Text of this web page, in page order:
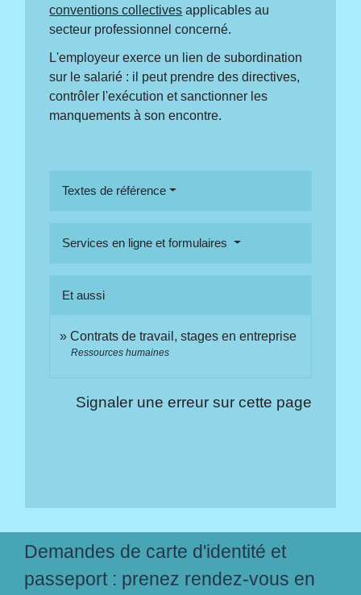
conventions collectives applicables au
secteur professionnel concerné.
L'employeur exerce un lien de subordination
sur le salarié : il peut prendre des directives,
contrôler l'exécution et sanctionner les
manquements à son encontre.
Textes de référence
Services en ligne et formulaires
Et aussi
Contrats de travail, stages en entreprise
Ressources humaines
Signaler une erreur sur cette page
Demandes de carte d'identité et
passeport : prenez rendez-vous en